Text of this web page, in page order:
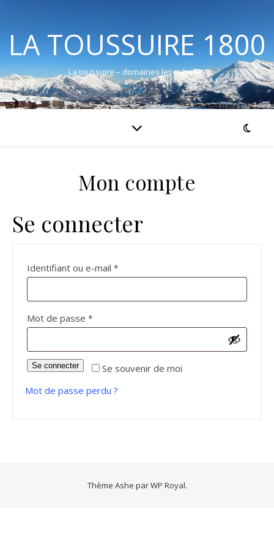
LA TOUSSUIRE 1800
La toussuire – domaines les sybelles
Mon compte
Se connecter
Identifiant ou e-mail *
Mot de passe *
Se souvenir de moi
Se connecter
Mot de passe perdu ?
Thème Ashe parWP Royal.